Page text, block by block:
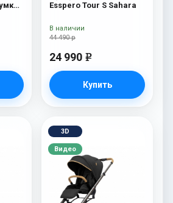
Esspero Tour S Sahara
44 490 р
24 990 e
Купить
В наличии
3D
Видео